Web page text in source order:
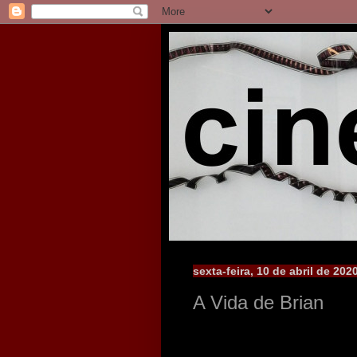
sexta-feira, 10 de abril de
A Vida de Brian